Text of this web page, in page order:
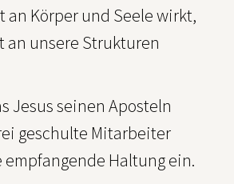
an Körper und Seele wirkt,
an unsere Strukturen
Jesus seinen Aposteln
geschulte Mitarbeiter
Haltung ein.